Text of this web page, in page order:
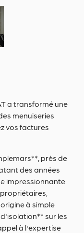
a transformé une
menuiseries
vos factures
près de
des années
impressionnante
à simple
sur les
à l'expertise